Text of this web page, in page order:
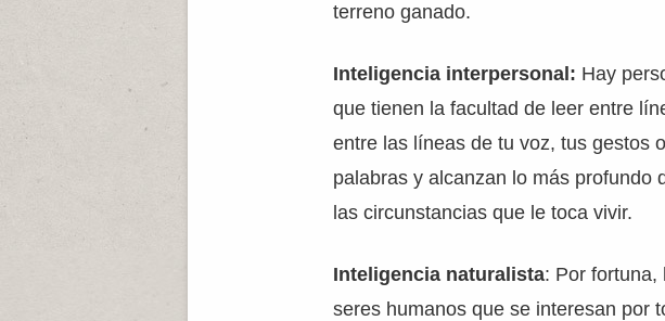
terreno ganado.
Inteligencia interpersonal: Hay
que tienen la facultad de leer entre
entre las líneas de tu voz, tus gestos
palabras y alcanzan lo más profundo
las circunstancias que le toca vivir.
Inteligencia naturalista: Por fortuna,
seres humanos que se interesan por